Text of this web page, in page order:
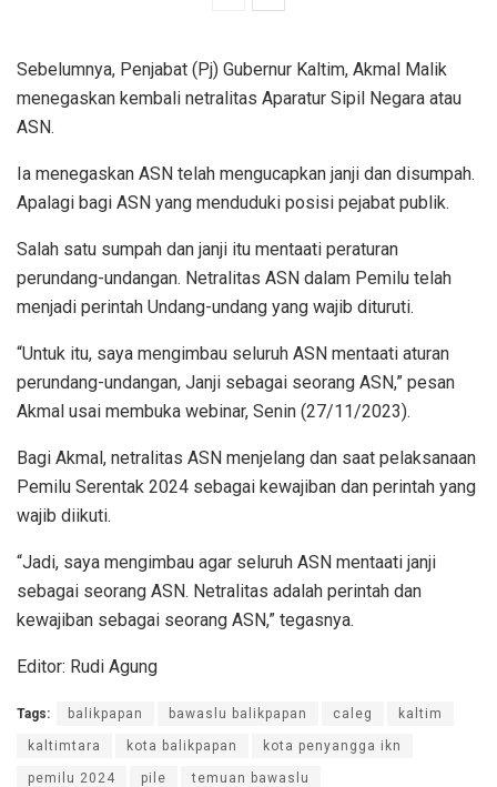
Sebelumnya, Penjabat (Pj) Gubernur Kaltim, Akmal Malik
menegaskan kembali netralitas Aparatur Sipil Negara atau
ASN.
Ia menegaskan ASN telah mengucapkan janji dan disumpah.
Apalagi bagi ASN yang menduduki posisi pejabat publik.
Salah satu sumpah dan janji itu mentaati peraturan
perundang-undangan. Netralitas ASN dalam Pemilu telah
menjadi perintah Undang-undang yang wajib dituruti.
“Untuk itu, saya mengimbau seluruh ASN mentaati aturan
perundang-undangan, Janji sebagai seorang ASN,” pesan
Akmal usai membuka webinar, Senin (27/11/2023).
Bagi Akmal, netralitas ASN menjelang dan saat pelaksanaan
Pemilu Serentak 2024 sebagai kewajiban dan perintah yang
wajib diikuti.
“Jadi, saya mengimbau agar seluruh ASN mentaati janji
sebagai seorang ASN. Netralitas adalah perintah dan
kewajiban sebagai seorang ASN,” tegasnya.
Editor: Rudi Agung
Tags: balikpapan bawaslu balikpapan caleg kaltim
kaltimtara kota balikpapan kota penyangga ikn
pemilu 2024 pile temuan bawaslu